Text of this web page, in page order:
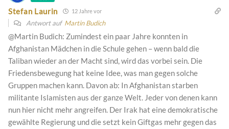
Stefan Laurin 12 Jahre vor
Antwort auf Martin Budich
@Martin Budich: Zumindest ein paar Jahre konnten in
Afghanistan Mädchen in die Schule gehen – wenn bald die
Taliban wieder an der Macht sind, wird das vorbei sein. Die
Friedensbewegung hat keine Idee, was man gegen solche
Gruppen machen kann. Davon ab: In Afghanistan starben
militante Islamisten aus der ganze Welt. Jeder von denen kann
nun hier nicht mehr angreifen. Der Irak hat eine demokratische
gewählte Regierung und die setzt kein Giftgas mehr gegen das